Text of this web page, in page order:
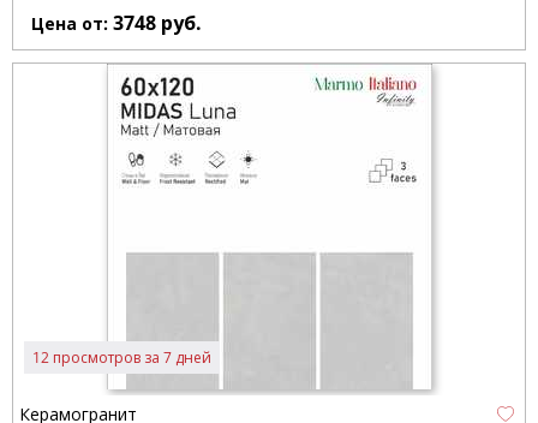
Цена от: 3748 руб.
12 просмотров за 7 дней
Керамогранит